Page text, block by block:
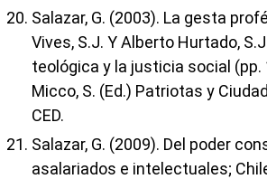
Salazar, G. (2003). La gesta
Vives, S.J. Y Alberto Hurtado,
teológica y la justicia social (pp.
Micco, S. (Ed.) Patriotas y
CED.
Salazar, G. (2009). Del poder
asalariados e intelectuales;